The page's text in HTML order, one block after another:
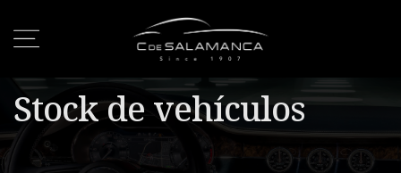
Stock de vehículos